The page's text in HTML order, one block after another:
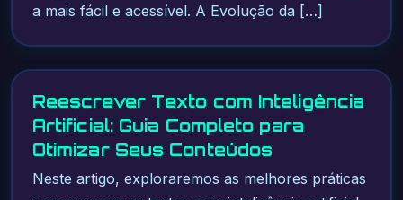
a mais fácil e acessível. A Evolução da […]
Reescrever Texto com Inteligência
Artificial: Guia Completo para
Otimizar Seus Conteúdos
Neste artigo, exploraremos as melhores práticas